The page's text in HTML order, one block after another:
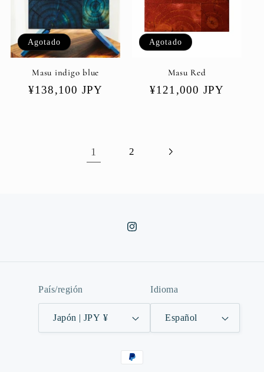
Agotado
Masu indigo blue
Precio
¥138,100 JPY
Agotado
Masu Red
Precio
¥121,000 JPY
1 2
Instagram
País/región
Japón | JPY ¥
Idioma
Español
Formas